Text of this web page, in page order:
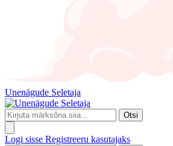
Unenägude Seletaja
Otsi
Logi sisse Registreeru kasutajaks